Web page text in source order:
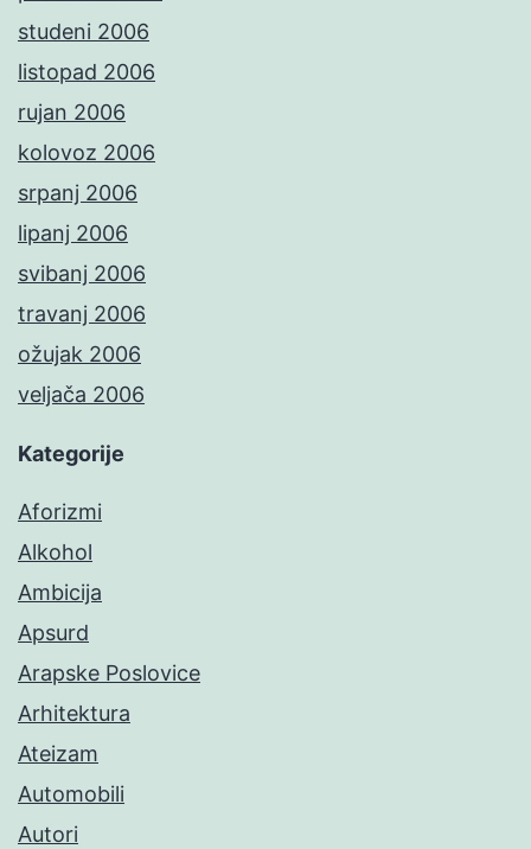
studeni 2006
listopad 2006
rujan 2006
kolovoz 2006
srpanj 2006
lipanj 2006
svibanj 2006
travanj 2006
ožujak 2006
veljača 2006
Kategorije
Aforizmi
Alkohol
Ambicija
Apsurd
Arapske Poslovice
Arhitektura
Ateizam
Automobili
Autori